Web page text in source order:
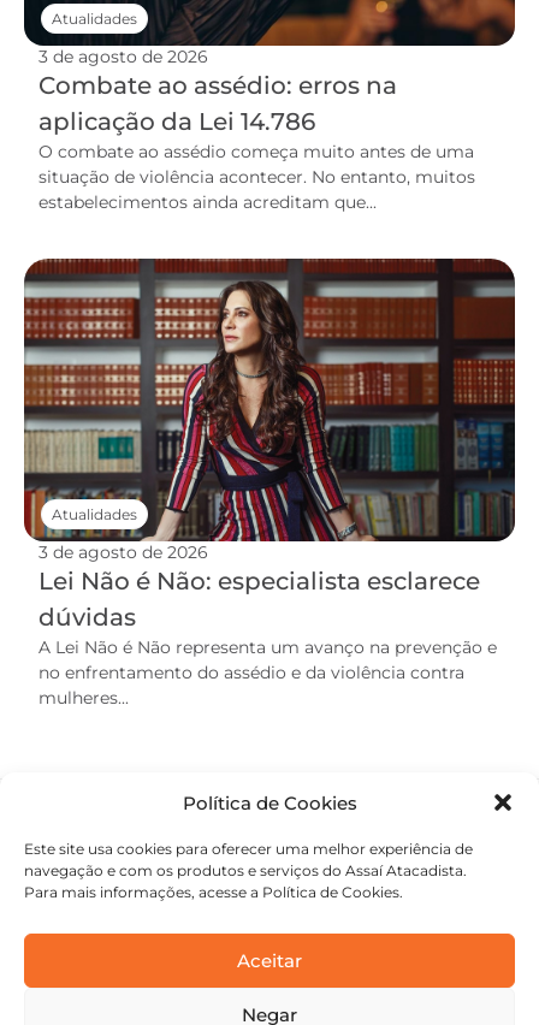
Política de Cookies
Este site usa cookies para oferecer uma melhor experiência de
navegação e com os produtos e serviços do Assaí Atacadista.
Para mais informações, acesse a Política de Cookies.
Aceitar
Negar
3 de agosto de 2026
Combate ao assédio: erros na
aplicação da Lei 14.786
O combate ao assédio começa muito antes de uma
situação de violência acontecer. No entanto, muitos
estabelecimentos ainda acreditam que...
Atualidades
3 de agosto de 2026
Lei Não é Não: especialista esclarece
dúvidas
A Lei Não é Não representa um avanço na prevenção e
no enfrentamento do assédio e da violência contra
mulheres...
Atualidades